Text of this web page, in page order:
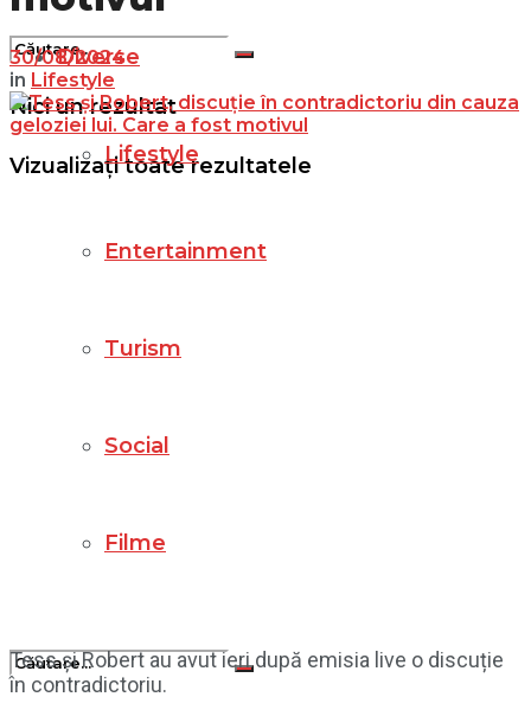
Nici un rezultat
Vizualizați toate rezultatele
Diverse
Lifestyle
Entertainment
Turism
Social
Filme
30/08/2024
in Lifestyle
Tess și Robert au avut ieri după emisia live o discuție
în contradictoriu.